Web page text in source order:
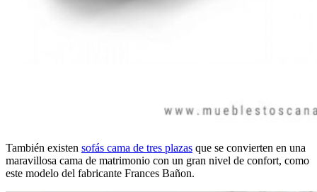
También existen sofás cama de tres plazas que se convierten en una
maravillosa cama de matrimonio con un gran nivel de confort, como
este modelo del fabricante Frances Bañon.